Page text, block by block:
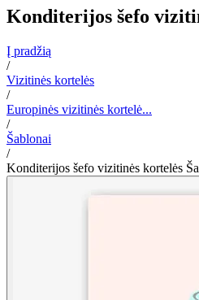
Konditerijos šefo
Į pradžią
/
Vizitinės kortelės
/
Europinės vizitinės kortelė...
/
Šablonai
/
Konditerijos šefo vizitinės kortelės